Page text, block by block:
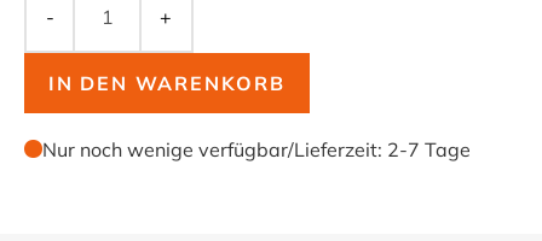
- +
IN DEN WARENKORB
Nur noch wenige verfügbar/Lieferzeit: 2-7 Tage